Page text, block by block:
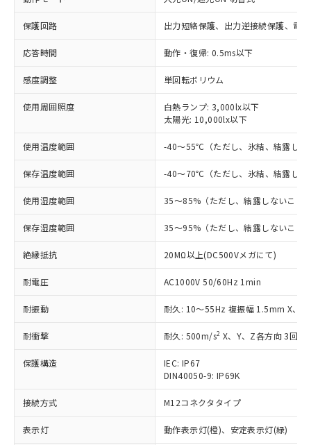
保護回路 出力短絡保護、出力逆接続保護、電
応答時間 動作・復帰: 0.5ms以下
感度調整 単回転ボリウム
使用周囲照度
白熱ランプ: 3,000lx以下
太陽光: 10,000lx以下
使用温度範囲 -40～55℃（ただし、氷結、結露しな
保存温度範囲 -40～70℃（ただし、氷結、結露しな
使用湿度範囲 35～85%（ただし、結露しないこと
保存湿度範囲 35～95%（ただし、結露しないこと
絶縁抵抗 20MΩ以上(DC500Vメガにて)
耐電圧 AC1000V 50/60Hz 1min
耐振動 耐久: 10～55Hz 複振幅 1.5mm X、Y
耐衝撃 耐久: 500m/s2 X、Y、Z各方向 3回
保護構造
IEC: IP67
DIN40050-9: IP69K
接続方式 M12コネクタタイプ
表示灯 動作表示灯(橙)、安定表示灯(緑)
ご利用条件
以下の条件をお読みいただき、同意のうえ
ご利用ください。
商品の当社在庫状況および標準価格
(税抜)を提供させていただくもので
当社制御機器事業取扱商品の中には、
本サービスの対象外となる商品もある
ことをご了承ください。
在庫状況および標準価格照会結果は、
記載している更新日時点での社内デー
タに基づき作成されるものであり、閲
覧された時点での実際の在庫および標
準価格とは異なる場合があることをご
※1 対応状況
対応済み：EU RoHS指令（10物質）の
非含有に対応した製品が提供可能な商品で
対応予定：EU RoHS指令（10物質）の非含
有に対応した製品に切り替える予定のある
商品です。
対応予定なし：EU RoHS指令（10物質）の
非含有に非対応の商品で、対応品を出す予
定はありません。
調査・確認中：EU RoHS指令（10物質）の
非含有の対応状況を調査中または確認中の
非該当品：ライセンス料など無形物で、有
害物質有無と関係のない商品です。
仕入先様の事情により、非含有部品として
むを得ず変更することがあります。
*EU RoHS指令（10物質）：
鉛(Pb) 1000ppm以下、 水銀(Hg) 1000ppm以下、 カド
六価クロム(Cr(Ⅵ)) 1000ppm以下、ポリ臭化ビフェニル
※1 中国RoHS○×表
「○」：最大均質材料含有率が中国RoHSの
基準値以下であることを示します。
「×」：最大均質材料含有率が中国RoHSの
基準値を超えていることを示します。
「－」：未確認です。当社販売部門へお問
Cr(Ⅵ)(六価クロム) : 1000ppm、 PBBs(ポリ臭化ビフェ
当社は、これら貴社製品のうち、外国
為替および外国貿易法に定める商品
（以下｢規制貨物等」という）を輸出
または国外への提供する場合は、日本
国政府の輸出許可(または役務取引許
可)を取得するなどの必要な手続きを